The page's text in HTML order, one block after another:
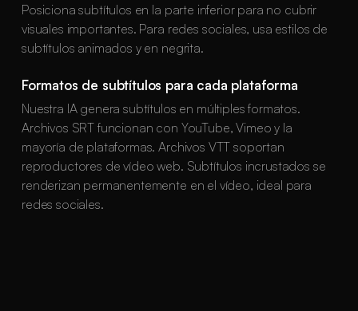
Posiciona subtítulos en la parte inferior para no cubrir
visuales importantes. Para redes sociales, usa estilos de
subtítulos animados y en negrita.
Formatos de subtítulos para cada plataforma
Nuestra IA genera subtítulos en múltiples formatos.
Archivos SRT funcionan con YouTube, Vimeo y la
mayoría de plataformas. Archivos VTT soportan
reproductores de vídeo web. Subtítulos incrustados se
renderizan permanentemente en el vídeo, ideal para
redes sociales.